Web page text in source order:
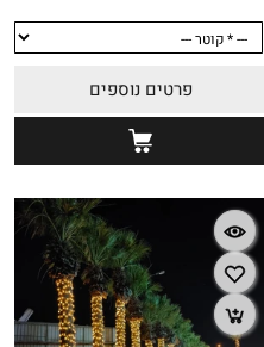
פרטים נוספים